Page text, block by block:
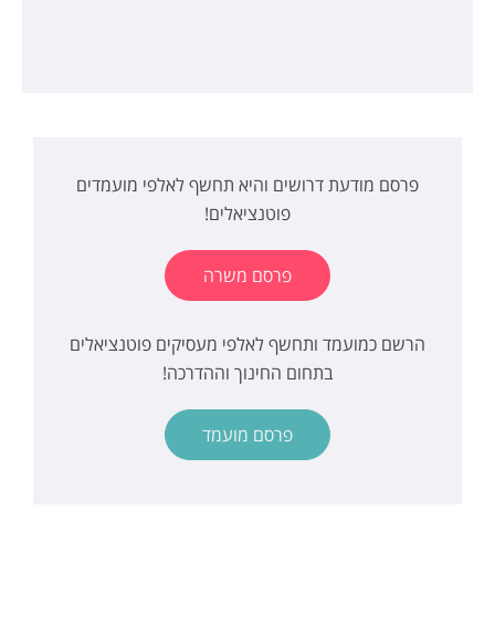
פרסם מודעת דרושים והיא תחשף לאלפי מועמדים
פוטנציאלים!
פרסם משרה
הרשם כמועמד ותחשף לאלפי מעסיקים פוטנציאלים
בתחום החינוך וההדרכה!
פרסם מועמד